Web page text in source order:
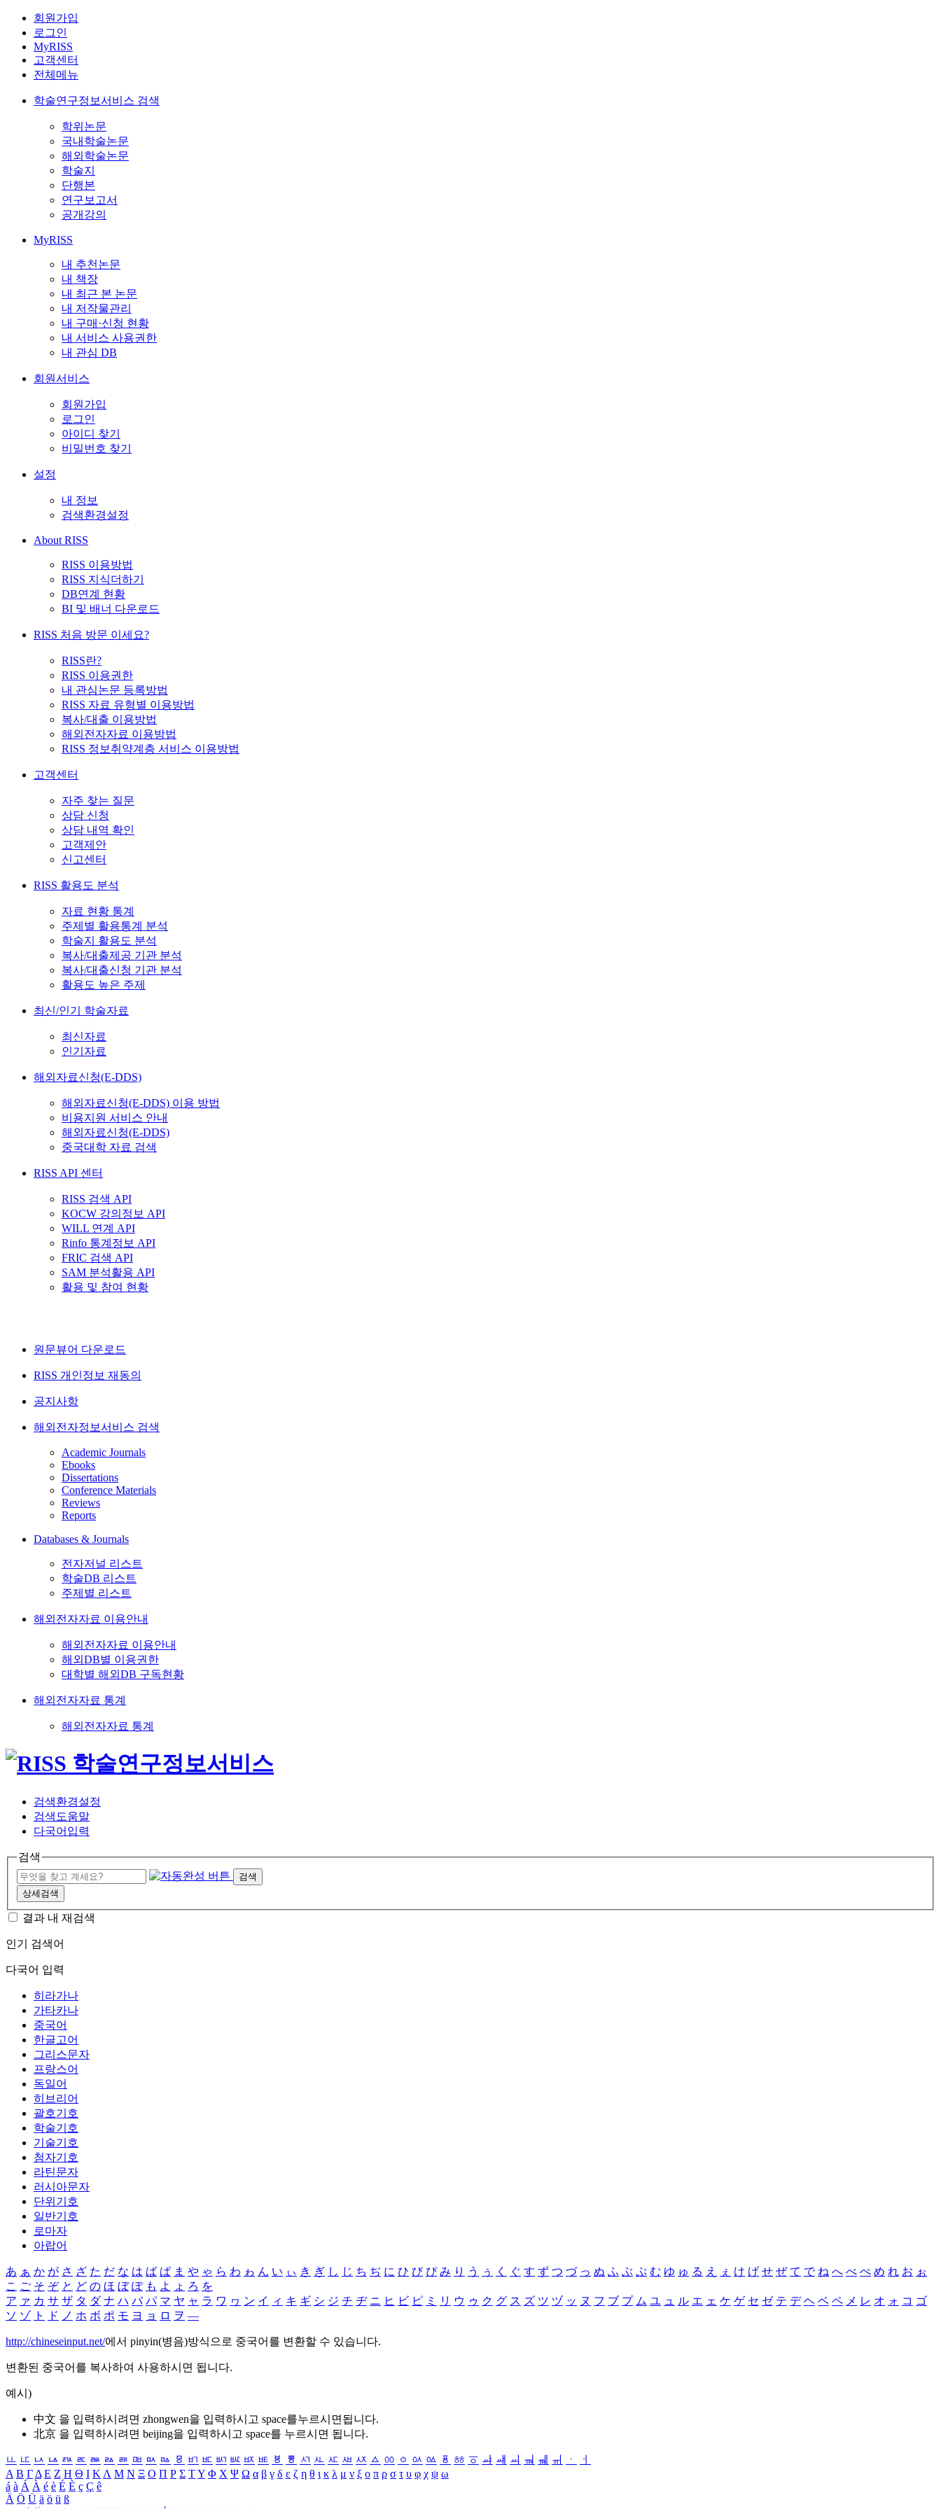
회원가입
로그인
MyRISS
고객센터
전체메뉴
학술연구정보서비스 검색
학위논문
국내학술논문
해외학술논문
학술지
단행본
연구보고서
공개강의
MyRISS
내 추천논문
내 책장
내 최근 본 논문
내 저작물관리
내 구매·신청 현황
내 서비스 사용권한
내 관심 DB
회원서비스
회원가입
로그인
아이디 찾기
비밀번호 찾기
설정
내 정보
검색환경설정
About RISS
RISS 이용방법
RISS 지식더하기
DB연계 현황
BI 및 배너 다운로드
RISS 처음 방문 이세요?
RISS란?
RISS 이용권한
내 관심논문 등록방법
RISS 자료 유형별 이용방법
복사/대출 이용방법
해외전자자료 이용방법
RISS 정보취약계층 서비스 이용방법
고객센터
자주 찾는 질문
상담 신청
상담 내역 확인
고객제안
신고센터
RISS 활용도 분석
자료 현황 통계
주제별 활용통계 분석
학술지 활용도 분석
복사/대출제공 기관 분석
복사/대출신청 기관 분석
활용도 높은 주제
최신/인기 학술자료
최신자료
인기자료
해외자료신청(E-DDS)
해외자료신청(E-DDS) 이용 방법
비용지원 서비스 안내
해외자료신청(E-DDS)
중국대학 자료 검색
RISS API 센터
RISS 검색 API
KOCW 강의정보 API
WILL 연계 API
Rinfo 통계정보 API
FRIC 검색 API
SAM 분석활용 API
활용 및 참여 현황
원문뷰어 다운로드
RISS 개인정보 재동의
공지사항
해외전자정보서비스 검색
Academic Journals
Ebooks
Dissertations
Conference Materials
Reviews
Reports
Databases & Journals
전자저널 리스트
학술DB 리스트
주제별 리스트
해외전자자료 이용안내
해외전자자료 이용안내
해외DB별 이용권한
대학별 해외DB 구독현황
해외전자자료 통계
해외전자자료 통계
검색환경설정
검색도움말
다국어입력
검색
검색
상세검색
결과 내 재검색
인기 검색어
다국어 입력
히라가나
가타카나
중국어
한글고어
그리스문자
프랑스어
독일어
히브리어
괄호기호
학술기호
기술기호
첨자기호
라틴문자
러시아문자
단위기호
일반기호
로마자
아랍어
あ ぁ か が さ ざ た だ な は ば ぱ ま や ゃ ら わ ゎ ん い ぃ き ぎ し じ ち ぢ に ひ び ぴ み り う ぅ く ぐ す ず つ づ っ ぬ ふ ぶ ぷ む ゆ ゅ る え ぇ け げ せ ぜ て で ね へ べ ぺ め れ お ぉ
こ ご そ ぞ と ど の ほ ぼ ぽ も よ ょ ろ を
ア ァ カ サ ザ タ ダ ナ ハ バ パ マ ヤ ャ ラ ワ ヮ ン イ ィ キ ギ シ ジ チ ヂ ニ ヒ ビ ピ ミ リ ウ ゥ ク グ ス ズ ツ ヅ ッ ヌ フ ブ プ ム ユ ュ ル エ ェ ケ ゲ セ ゼ テ デ ヘ ベ ペ メ レ オ ォ コ ゴ
ソ ゾ ト ド ノ ホ ボ ポ モ ヨ ョ ロ ヲ ―
http://chineseinput.net/에서 pinyin(병음)방식으로 중국어를 변환할 수 있습니다.
변환된 중국어를 복사하여 사용하시면 됩니다.
예시)
中文 을 입력하시려면 zhongwen을 입력하시고 space를누르시면됩니다.
北京 을 입력하시려면 beijing을 입력하시고 space를 누르시면 됩니다.
ㅥ ㅦ ㅧ ㅨ ㅩ ㅪ ㅫ ㅬ ㅭ ㅮ ㅯ ㅰ ㅱ ㅲ ㅳ ㅴ ㅵ ㅶ ㅷ ㅸ ㅹ ㅺ ㅻ ㅼ ㅽ ㅾ ㅿ ㆀ ㆁ ㆂ ㆃ ㆄ ㆅ ㆆ ㆇ ㆈ ㆉ ㆊ ㆋ ㆌ ㆍ
ㆎ
Α Β ΓΔ Ε Ζ Η Θ Ι ΚΛ Μ Ν Ξ Ο Π Ρ Σ ΤΥ Φ Χ Ψ Ω α β γ δ ε ζ η θ ι κ λ μ ν ξ ο π ρ σ τ υ φ χ ψ ω
á à Á À é è É È ç Ç ê
Ä Ö Ü ä ö ü ß